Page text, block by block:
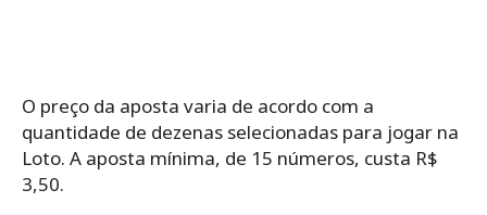
O preço da aposta varia de acordo com a
quantidade de dezenas selecionadas para jogar na
Loto. A aposta mínima, de 15 números, custa R$
3,50.